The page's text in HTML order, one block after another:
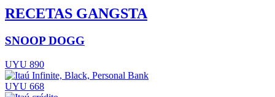
RECETAS GANGSTA
SNOOP DOGG
UYU 890
UYU 668